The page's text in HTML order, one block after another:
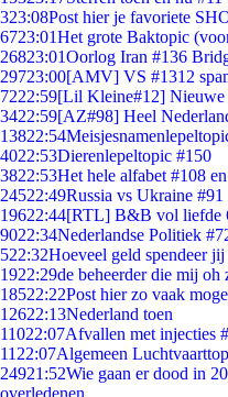
323:08Post hier je favoriete
6723:01Het grote Baktopic
26823:01Oorlog Iran #136
29723:00[AMV] VS #1312
7222:59[Lil Kleine#12] Nieuwe
3422:59[AZ#98] Heel
13822:54
4022:53Dierenlepeltopic #150
3822:53Het hele alfabet #108
24522:49Russia vs Ukraine #91
19622:44[RTL] B&B vol liefde
9022:34Nederlandse Politiek
522:32Hoeveel geld spendeer
1922:29de beheerder die mij oh
18522:22Post hier zo vaak
12622:13Nederland toen
11022:07Afvallen met injecties
11 22:07Algemeen
24921:52Wie gaan er dood in
overledenen.